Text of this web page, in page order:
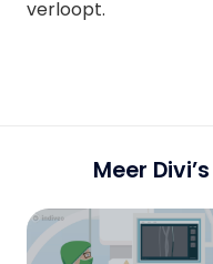
verloopt.
Meer